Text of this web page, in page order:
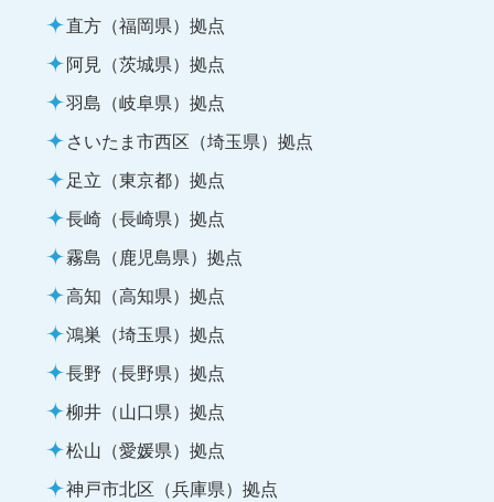
直方（福岡県）拠点
阿見（茨城県）拠点
羽島（岐阜県）拠点
さいたま市西区（埼玉県）拠点
足立（東京都）拠点
長崎（長崎県）拠点
霧島（鹿児島県）拠点
高知（高知県）拠点
鴻巣（埼玉県）拠点
長野（長野県）拠点
柳井（山口県）拠点
松山（愛媛県）拠点
神戸市北区（兵庫県）拠点